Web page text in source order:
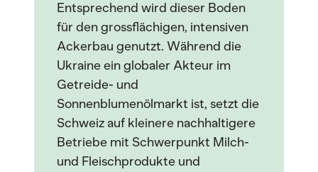
Entsprechend wird dieser Boden
für den grossflächigen, intensiven
Ackerbau genutzt. Während die
Ukraine ein globaler Akteur im
Getreide- und
Sonnenblumenölmarkt ist, setzt die
Schweiz auf kleinere nachhaltigere
Betriebe mit Schwerpunkt Milch-
und Fleischprodukte und